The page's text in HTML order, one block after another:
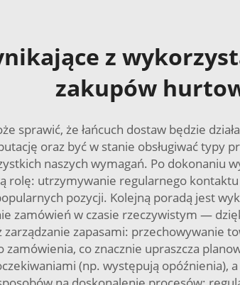
z
zakupów
sprawić, że łańcuch dostaw będzie
oraz być w stanie obsługiwać typy
naszych wymagań. Po
rolę: utrzymywanie regularnego
pozycji. Kolejną poradą jest
zamówień w czasie rzeczywistym —
zapasami: przechowywanie
zamówienia, co znacznie upraszcza
(np. występują opóźnienia),